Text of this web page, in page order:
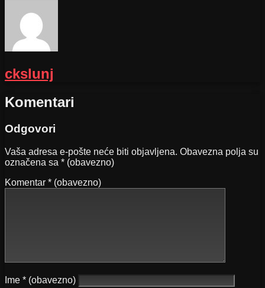
ckslunj
Komentari
Odgovori
Vaša adresa e-pošte neće biti objavljena. Obavezna polja su
označena sa * (obavezno)
Komentar * (obavezno)
Ime * (obavezno)